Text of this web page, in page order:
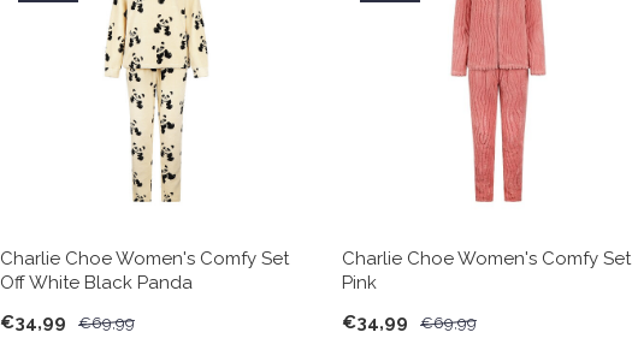
Charlie Choe Women's Comfy Set
Off White Black Panda
€34,99
€69,99
Charlie Choe Women's Comfy Set
Pink
€34,99
€69,99